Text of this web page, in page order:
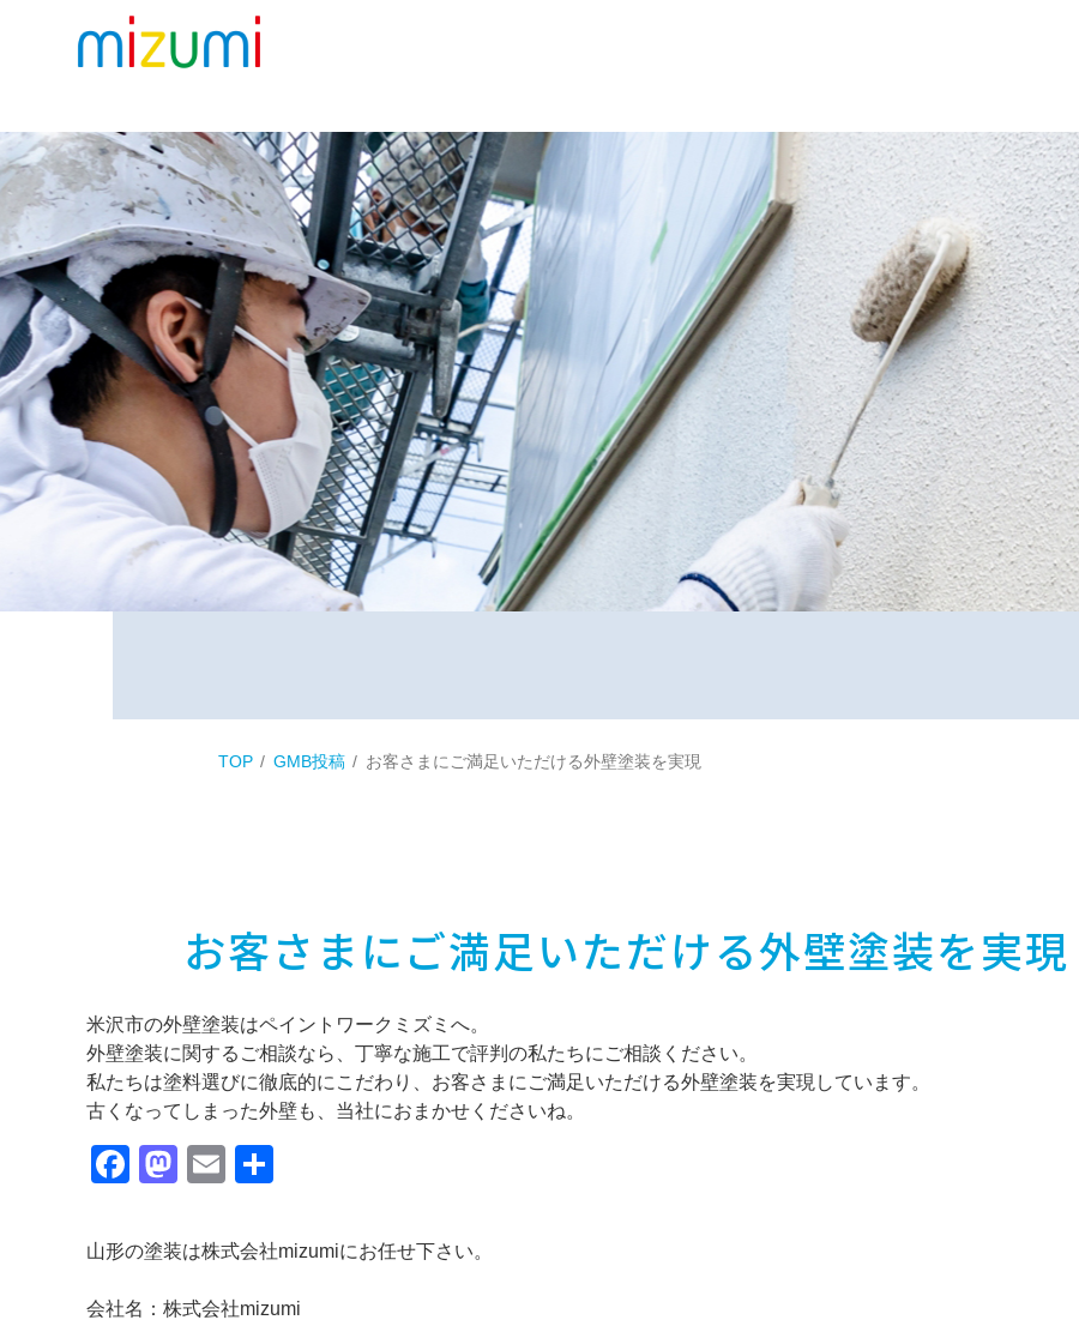
TOP GMB投稿 お客さまにご満足いただける外壁塗装を実現
お客さまにご満足いただける外壁塗装を実現
米沢市の外壁塗装はペイントワークミズミへ。
外壁塗装に関するご相談なら、丁寧な施工で評判の私たちにご相談ください。
私たちは塗料選びに徹底的にこだわり、お客さまにご満足いただける外壁塗装を実現しています。
古くなってしまった外壁も、当社におまかせくださいね。
Facebook
Mastodon
Email
山形の塗装は株式会社mizumiにお任せ下さい。
会社名：株式会社mizumi